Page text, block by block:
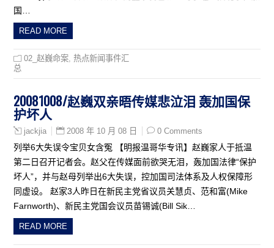
国…
READ MORE
02_赵巍命案 ,热点新闻事件汇
总
20081008/赵巍双亲晤传媒悲泣泪 轰加国保
护坏人
jackjia 2008 年 10 月 08 日 0 Comments
列举6大失误令宝贝女含冤 【明报温哥华专讯】赵巍家人于抵温
第二日召开记者会。赵父在传媒面前欲哭无泪，轰加国法律“保护
坏人”，并与赵母列举出6大失误，控加国司法体系及人权保障形
同虚设。 赵家3人昨日在新民主党省议员关慧贞、范和富(Mike
Farnworth)、新民主党国会议员苗锡诚(Bill Sik…
READ MORE